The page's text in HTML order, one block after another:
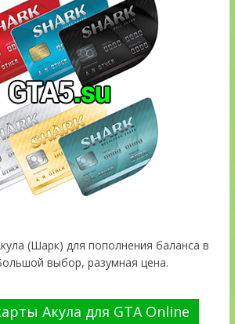
(Шарк) для пополнения баланса в
выбор, разумная цена.
Акула для GTA Online